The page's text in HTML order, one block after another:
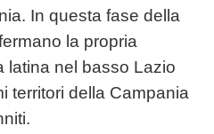
In questa fase della
la propria
latina nel basso Lazio
territori della Campania